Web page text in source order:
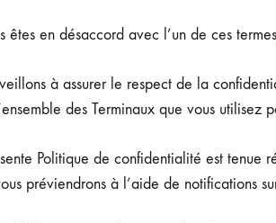
êtes en désaccord avec l’un de ces
à assurer le respect de la
des Terminaux que vous utilisez
Politique de confidentialité est tenue
préviendrons à l’aide de notifications